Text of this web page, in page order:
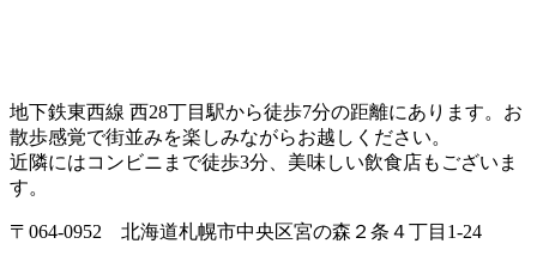
地下鉄東西線 西28丁目駅から徒歩7分の距離にあります。お
散歩感覚で街並みを楽しみながらお越しください。
近隣にはコンビニまで徒歩3分、美味しい飲食店もございま
す。
〒064-0952 北海道札幌市中央区宮の森２条４丁目1-24